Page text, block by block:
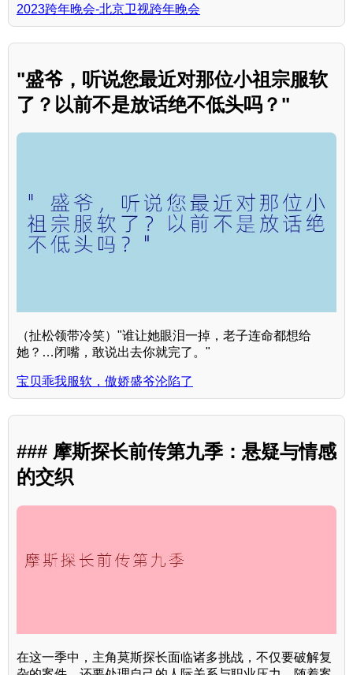
2023跨年晚会-北京卫视跨年晚会
"盛爷，听说您最近对那位小祖宗服软
了？以前不是放话绝不低头吗？"
（扯松领带冷笑）"谁让她眼泪一掉，老子连命都想给
她？…闭嘴，敢说出去你就完了。"
宝贝乖我服软，傲娇盛爷沦陷了
### 摩斯探长前传第九季：悬疑与情感
的交织
在这一季中，主角莫斯探长面临诸多挑战，不仅要破解复